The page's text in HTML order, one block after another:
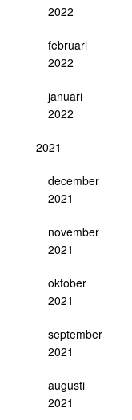
2022
februari
2022
januari
2022
2021
december
2021
november
2021
oktober
2021
september
2021
augusti
2021